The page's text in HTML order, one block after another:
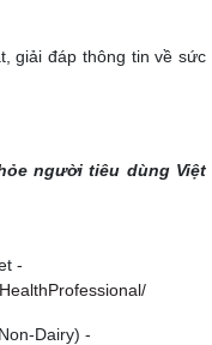
giải đáp thông tin về sức
người tiêu dùng Việt
-
Dairy) -